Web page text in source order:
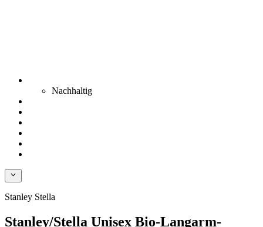
Nachhaltig
Stanley Stella
Stanley/Stella Unisex Bio-Langarm-